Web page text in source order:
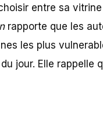
entre sa
rapporte que les
les plus
jour. Elle rappelle